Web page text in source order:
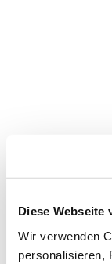
Diese Webseite
Wir verwenden
personalisieren,